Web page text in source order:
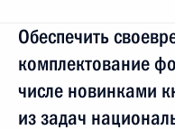
Обеспечить
комплектование
числе новинками
из задач